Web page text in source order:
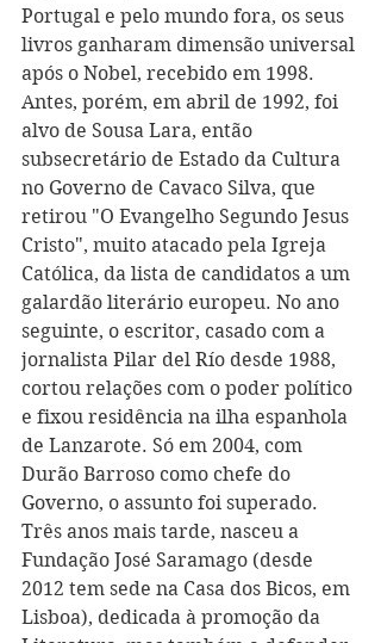
Portugal e pelo mundo fora, os seus
livros ganharam dimensão universal
após o Nobel, recebido em 1998.
Antes, porém, em abril de 1992, foi
alvo de Sousa Lara, então
subsecretário de Estado da Cultura
no Governo de Cavaco Silva, que
retirou "O Evangelho Segundo Jesus
Cristo", muito atacado pela Igreja
Católica, da lista de candidatos a um
galardão literário europeu. No ano
seguinte, o escritor, casado com a
jornalista Pilar del Río desde 1988,
cortou relações com o poder político
e fixou residência na ilha espanhola
de Lanzarote. Só em 2004, com
Durão Barroso como chefe do
Governo, o assunto foi superado.
Três anos mais tarde, nasceu a
Fundação José Saramago (desde
2012 tem sede na Casa dos Bicos, em
Lisboa), dedicada à promoção da